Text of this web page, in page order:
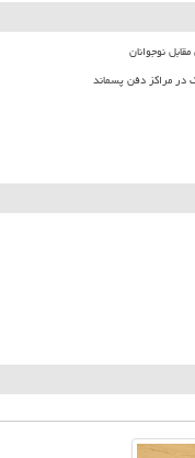
نوجوانان
در مراکز دفن پسماند